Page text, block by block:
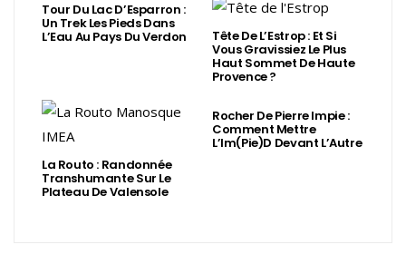
Tour Du Lac D’Esparron :
Un Trek Les Pieds Dans
L’Eau Au Pays Du Verdon Tête De L’Estrop : Et Si
Vous Gravissiez Le Plus
Haut Sommet De Haute
Provence ?
La Routo : Randonnée
Transhumante Sur Le
Plateau De Valensole
Rocher De Pierre Impie :
Comment Mettre
L’Im(Pie)d Devant L’Autre